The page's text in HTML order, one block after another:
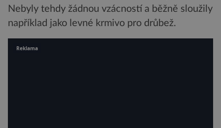
Nebyly tehdy žádnou vzácností a běžně sloužily
například jako levné krmivo pro drůbež.
Reklama